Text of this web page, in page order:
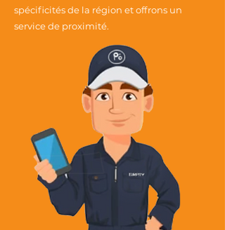
spécificités de la région et offrons un
service de proximité.